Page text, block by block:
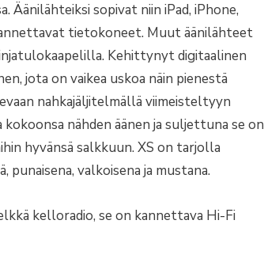
sopivat niin iPad, iPhone,
tietokoneet. Muut äänilähteet
Kehittynyt digitaalinen
jota on vaikea uskoa näin pienestä
nahkajäljitelmällä viimeisteltyyn
nähden äänen ja suljettuna se on
hyvänsä salkkuun. XS on tarjolla
punaisena, valkoisena ja mustana.
kelloradio, se on kannettava Hi-Fi